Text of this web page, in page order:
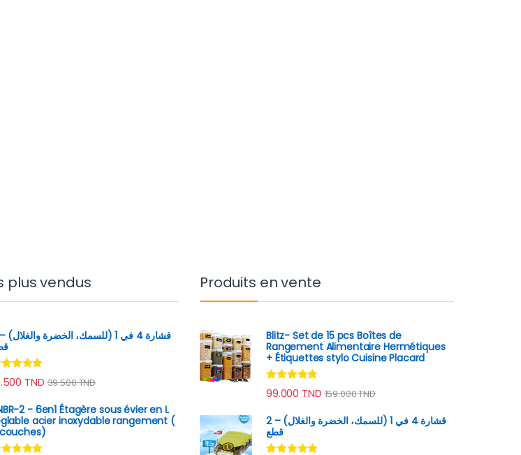
plus vendus
4.89
5
TND 39.500TND
2 - 6en1 Étagère sous évier en L
acier inoxydable rangement (
Produits en vente
Blitz- Set de 15 pcs Boîtes de
Rangement Alimentaire Hermétiques
+ Étiquettes stylo Cuisine Placard
Note4.60
sur 5
99.000 TND 159.000TND
قشارة 4 في 1 (للسمك، الخضرة والغلال) – 2
قطع